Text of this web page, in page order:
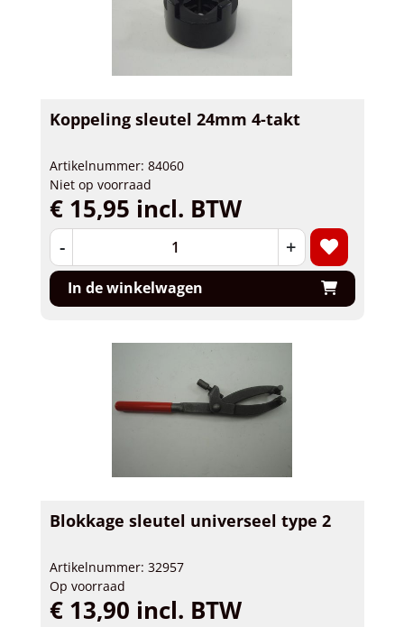
Koppeling sleutel 24mm 4-takt
Artikelnummer: 84060
Niet op voorraad
€ 15,95 incl. BTW
- +
In de winkelwagen
Blokkage sleutel universeel type 2
Artikelnummer: 32957
Op voorraad
€ 13,90 incl. BTW